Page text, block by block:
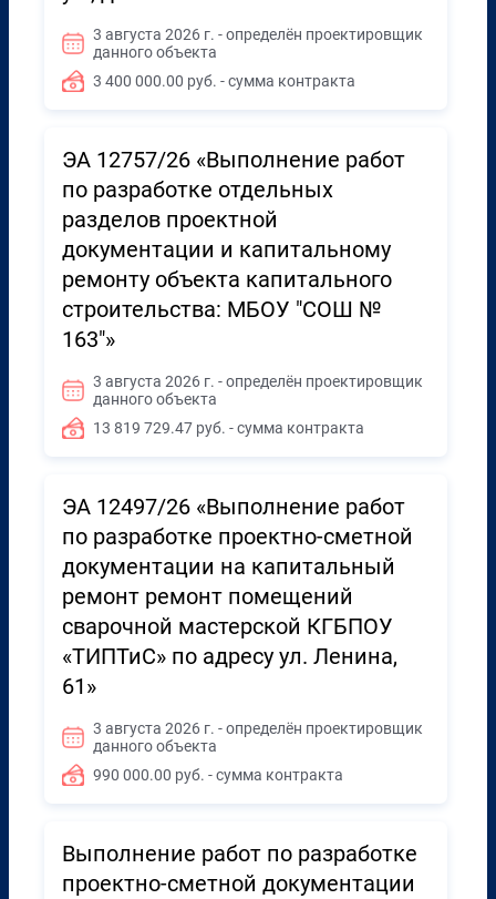
3 августа 2026 г. - определён проектировщик
данного объекта
3 400 000.00 руб. - сумма контракта
ЭА 12757/26 «Выполнение работ
по разработке отдельных
разделов проектной
документации и капитальному
ремонту объекта капитального
строительства: МБОУ "СОШ №
163"»
3 августа 2026 г. - определён проектировщик
данного объекта
13 819 729.47 руб. - сумма контракта
ЭА 12497/26 «Выполнение работ
по разработке проектно-сметной
документации на капитальный
ремонт ремонт помещений
сварочной мастерской КГБПОУ
«ТИПТиС» по адресу ул. Ленина,
61»
3 августа 2026 г. - определён проектировщик
данного объекта
990 000.00 руб. - сумма контракта
Выполнение работ по разработке
проектно-сметной документации